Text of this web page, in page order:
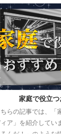
家庭で役立つ
らの記事では、「家
ア」を紹介していま
んだ！」のような情